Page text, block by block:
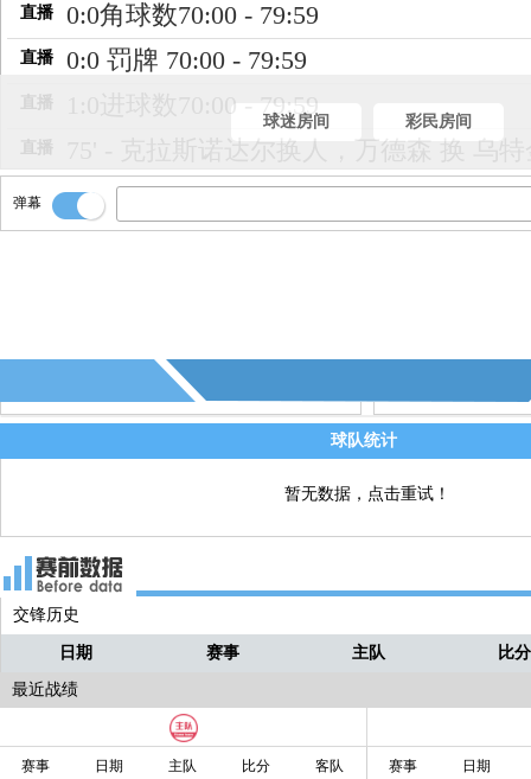
直播 0:0角球数70:00 - 79:59
直播 0:0 罚牌 70:00 - 79:59
直播 1:0进球数70:00 - 79:59
直播 75' - 克拉斯诺达尔换人，万德森 换 乌
直播 72' - 第5个进球 - 恩内斯里(塞维利亚) -
当前比分3-2
球迷房间 彩民房间
弹幕
球队统计
暂无数据，点击重试！
交锋历史
日期 赛事 主队 比分
最近战绩
赛事 日期 主队 比分 客队 赛事 日期